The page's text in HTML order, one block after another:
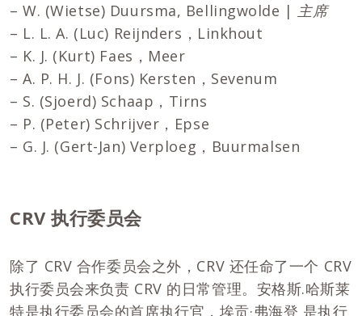
– W. (Wietse) Duursma, Bellingwolde | 主席
– L. L. A. (Luc) Reijnders，Linkhout
– K. J. (Kurt) Faes，Meer
– A. P. H. J. (Fons) Kersten，Sevenum
– S. (Sjoerd) Schaap，Tirns
– P. (Peter) Schrijver，Epse
– G. J. (Gert-Jan) Verploeg，Buurmalsen
CRV 执行委员会
除了 CRV 合作委员会之外，CRV 还任命了一个 CRV
执行委员会来负责 CRV 的日常管理。安格斯.哈斯莱
特是执行委员会的首席执行官，埃贡·弗海登 是执行